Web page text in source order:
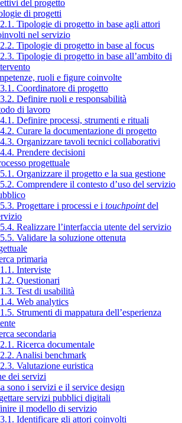
del progetto
di progetti
Tipologie di progetto in base agli attori
nel servizio
Tipologie di progetto in base al focus
Tipologie di progetto in base all’ambito di
ruoli e figure coinvolte
Coordinatore di progetto
Definire ruoli e responsabilità
di lavoro
Definire processi, strumenti e rituali
Curare la documentazione di progetto
Organizzare tavoli tecnici collaborativi
Prendere decisioni
progettuale
Organizzare il progetto e la sua gestione
Comprendere il contesto d’uso del servizio
Progettare i processi e i touchpointdel
Realizzare l’interfaccia utente del servizio
Validare la soluzione ottenuta
primaria
Interviste
Questionari
Test di usabilità
Web analytics
Strumenti di mappatura dell’esperienza
secondaria
Ricerca documentale
Analisi benchmark
Valutazione euristica
dei servizi
sono i servizi e il service design
servizi pubblici digitali
il modello di servizio
Identificare gli attori coinvolti